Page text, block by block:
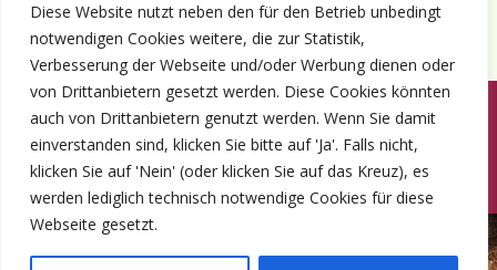
Diese Website nutzt neben den für den Betrieb unbedingt
notwendigen Cookies weitere, die zur Statistik,
Verbesserung der Webseite und/oder Werbung dienen oder
von Drittanbietern gesetzt werden. Diese Cookies könnten
auch von Drittanbietern genutzt werden. Wenn Sie damit
einverstanden sind, klicken Sie bitte auf 'Ja'. Falls nicht,
klicken Sie auf 'Nein' (oder klicken Sie auf das Kreuz), es
werden lediglich technisch notwendige Cookies für diese
Webseite gesetzt.
Stellv. Vorsitzender: Eberhard Hewicker
Anmelden Aktuelles Termine Mitgliedschaft
Kontakt
© 1980-2026 Förderverein Schifffahrtsgeschichte Cuxhaven e.V. · ©
2022-2026 made and supported by Intercura